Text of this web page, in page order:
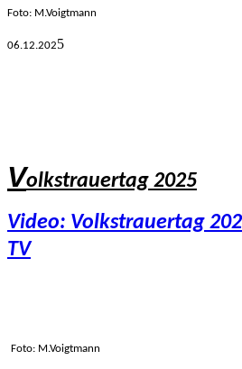
Foto: M.Voigtmann
06.12.2025
Volkstrauertag 2025
Video: Volkstrauertag
TV
Foto: M.Voigtmann